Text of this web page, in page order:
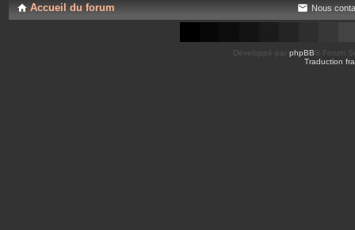
Accueil du forum Nous
Développé par phpBB ® Forum
Traduction